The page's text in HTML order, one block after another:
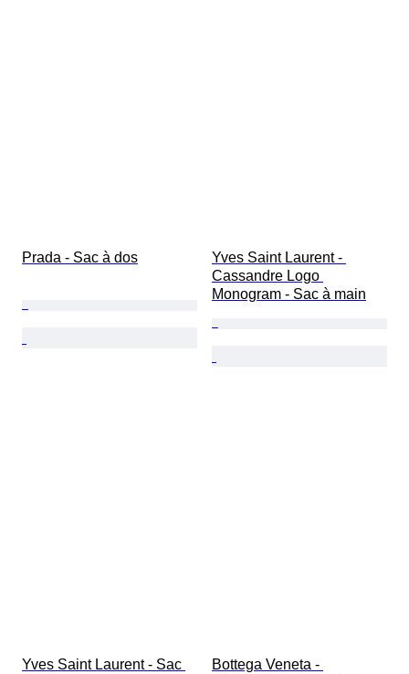
Prada - Sac à dos
Yves Saint Laurent -
Cassandre Logo
Monogram - Sac à main
Yves Saint Laurent - Sac
Bottega Veneta -